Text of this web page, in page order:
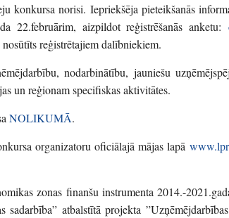
konkursa norisi. Iepriekšēja pieteikšanās
22.februārim, aizpildot reģistrēšanās anketu:
reģistrētajiem dalībniekiem.
nodarbinātību, jauniešu
un reģionam specifiskas aktivitātes.
NOLIKUMĀ.
organizatoru oficiālajā mājas lapā
zonas finanšu instrumenta 2014.-
sadarbība” atbalstītā projekta